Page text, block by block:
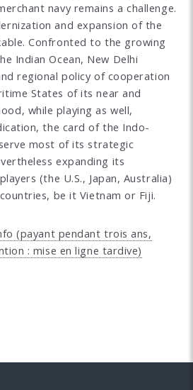
navy remains a challenge.
and expansion of the
Confronted to the growing
Indian Ocean, New Delhi
regional policy of cooperation
States of its near and
while playing as well,
the card of the Indo-
most of its strategic
expanding its
(the U.S., Japan, Australia)
be it Vietnam or Fiji.
(payant pendant trois ans,
: mise en ligne tardive)